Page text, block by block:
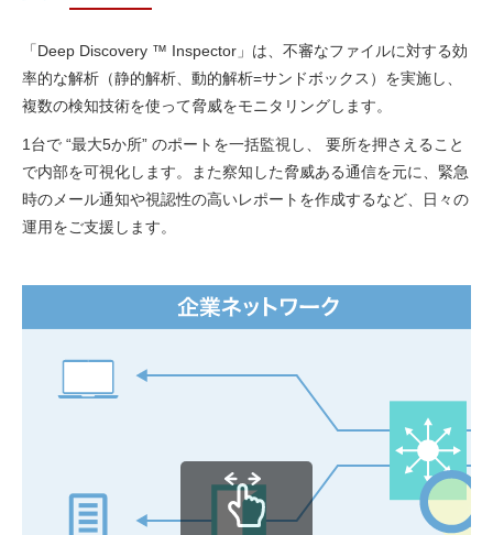
「Deep Discovery ™ Inspector」は、不審なファイルに対する効
率的な解析（静的解析、動的解析=サンドボックス）を実施し、
複数の検知技術を使って脅威をモニタリングします。
1台で “最大5か所” のポートを一括監視し、 要所を押さえること
で内部を可視化します。また察知した脅威ある通信を元に、緊急
時のメール通知や視認性の高いレポートを作成するなど、日々の
運用をご支援します。